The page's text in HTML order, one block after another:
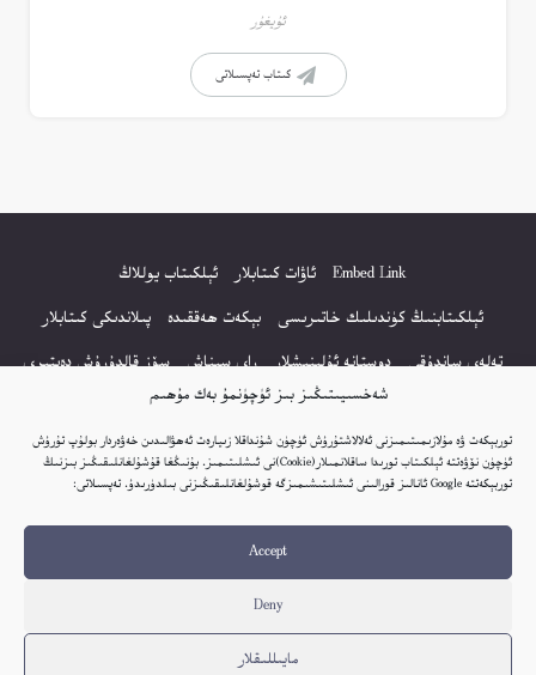
شەخسىيىتىڭىز بىز ئۈچۈنمۇ بەك مۇھىم
توربېكەت ۋە مۇلازىمىتىمىزنى ئەلالاشتۇرۇش ئۈچۈن شۇنداقلا زىيارەت ئەھۋالىدىن خەۋەردار بولۇپ تۇرۇش
ئۈچۈن نۆۋەتتە ئېلكىتاب تورىدا ساقلانمىلار(Cookie)نى ئىشلىتىمىز. بۇنىڭغا قۇشۇلغانلىقىڭىز بىزنىڭ
توربېكەتتە Google ئانالىز قورالىنى ئىشلىتىشىمىزگە قوشۇلغانلىقىڭىزنى بىلدۈرىدۇ. تەپسىلاتى:
Accept
Deny
مايىللىقلار
ئۇيغۇر
كىتاب تەپسىلاتى
Embed Link ئاۋات كىتابلار
ئېلكىتاب يوللاڭ
ئېلكىتابنىڭ كۈندىلىك خاتىرىسى
بېكەت ھەققىدە
پىلاندىكى كىتابلار
تەلەي ساندۇقى
دوستانە ئۇلىنىشلار راي سىناش
سۆز قالدۇرۇش دەپتىرى
كۆپ سورالغان سۇئاللار
كىتاب تىزىملىكى
مەخپىيەتلىك باياناتى
نەشىر ھوقۇقى باياناتى
© 2017-2026 تور بېكەتنىڭ بارلىق ھوقۇقى ئېلكىتاب تورى غا مەنسۇپ.
ھەر كۈنى يېڭى كىتابلار قوشۇلىۋاتىدۇ...